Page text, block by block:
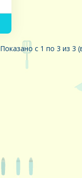
Показано с 1 по 3 из 3